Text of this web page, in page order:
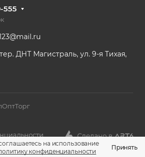
555
ДНТ Магистраль, ул. 9-я Тихая,
на использование
конфиденциальности
Принять